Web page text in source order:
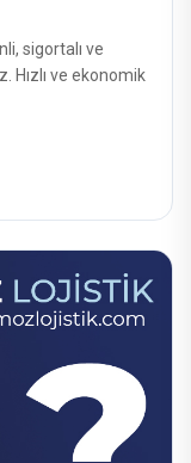
sigortalı ve
Hızlı ve ekonomik